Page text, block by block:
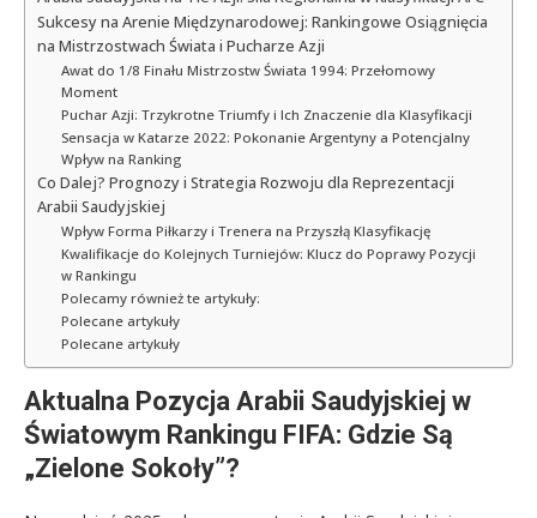
Sukcesy na Arenie Międzynarodowej: Rankingowe Osiągnięcia
na Mistrzostwach Świata i Pucharze Azji
Awat do 1/8 Finału Mistrzostw Świata 1994: Przełomowy
Moment
Puchar Azji: Trzykrotne Triumfy i Ich Znaczenie dla Klasyfikacji
Sensacja w Katarze 2022: Pokonanie Argentyny a Potencjalny
Wpływ na Ranking
Co Dalej? Prognozy i Strategia Rozwoju dla Reprezentacji
Arabii Saudyjskiej
Wpływ Forma Piłkarzy i Trenera na Przyszłą Klasyfikację
Kwalifikacje do Kolejnych Turniejów: Klucz do Poprawy Pozycji
w Rankingu
Polecamy również te artykuły:
Polecane artykuły
Polecane artykuły
Aktualna Pozycja Arabii Saudyjskiej w
Światowym Rankingu FIFA: Gdzie Są
„Zielone Sokoły”?